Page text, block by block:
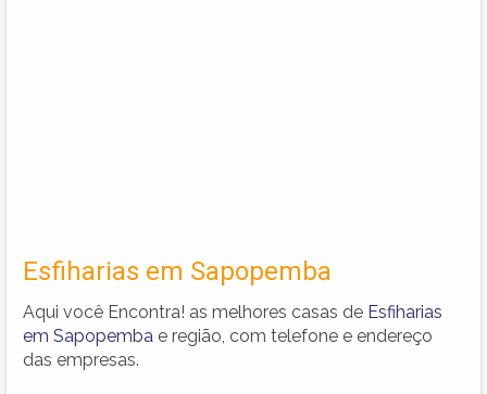
Esfiharias em Sapopemba
Aqui você Encontra! as melhores casas de Esfiharias
em Sapopemba e região, com telefone e endereço
das empresas.